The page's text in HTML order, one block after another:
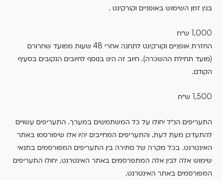
בגין זמן השימוש באופניים וקורקינט .
1,000 ש”ח
החזרת אופניים וקורקינט לתחנה אחרי 48 שעות ממועד שחרורם
(מועד תחילת ההשכרה). חיוב זה הינו בנוסף לחיובים הנקובים בסעיף
הקודם.
1,500 ש”ח
התעריפים הנ”ל יחולו על כל המשתמשים במערך. התעריפים עשויים
להתעדכן מעת לעת, והתעריפים המחייבים יהיו אלו שיפורסמו באתר
האינטרנט. בכל מקרה של סתירה בין התעריפים המפורסמים בתנאי
שימוש אלה לבין אלה המתפרסמים באתר האינטרנט, יחולו התעריפים
המפורסמים באתר האינטרנט.